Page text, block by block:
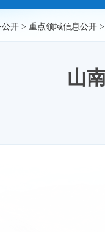
公开 > 重点领域信息公开 >
山